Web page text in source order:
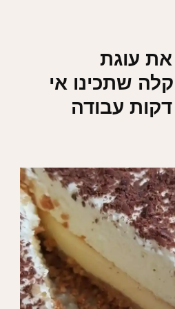
עוגת
שתכינו אי
פעם – ב-10 דקות עבודה